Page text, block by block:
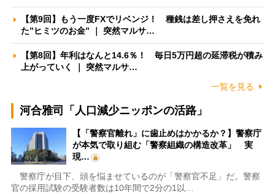
【第9回】もう一度FXでリベンジ！ 種銭は差し押さえを免れ
た”ヒミツのお金” ｜ 突然マルサ…
【第8回】年利はなんと14.6％！ 毎日5万円超の延滞税が積み
上がっていく ｜ 突然マルサ…
一覧を見る
河合雅司「人口減少ニッポンの活路」
【「警察官離れ」に歯止めはかかるか？】警察庁
が本気で取り組む「警察組織の構造改革」 実
現…
警察庁が目下、頭を悩ませているのが「警察官不足」だ。警察
官の採用試験の受験者数は10年間で2分の1以…